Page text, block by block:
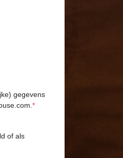
gegevens
*
of als